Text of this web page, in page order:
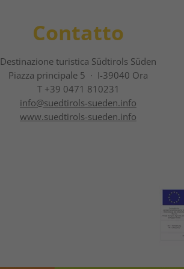
Contatto
Destinazione turistica Südtirols Süden
Piazza principale 5 · I-39040 Ora
T +39 0471 810231
info@suedtirols-sueden.info
www.suedtirols-sueden.info